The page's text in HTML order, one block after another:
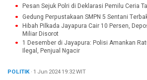
Pesan Sejuk Polri di Deklarasi Pemilu Ceria
Gedung Perpustakaan SMPN 5 Sentani
Hibah Pilkada Jayapura Cair 10 Persen,
Miliar Disorot
1 Desember di Jayapura: Polisi Amankan
Ilegal, Penjual Ngacir
POLITIK· 1 Jun 202419:32WIT